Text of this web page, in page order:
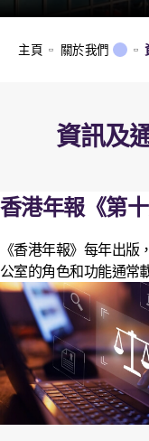
主頁 關於我們
資訊及
香港年報《第
《香港年報》每年出
公室的角色和功能通常